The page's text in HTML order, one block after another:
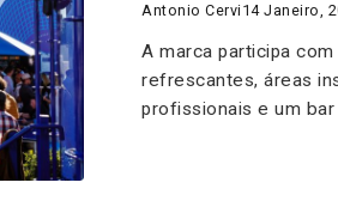
Antonio Cervi 14 Janeiro,
A marca participa
refrescantes, áreas
profissionais e um